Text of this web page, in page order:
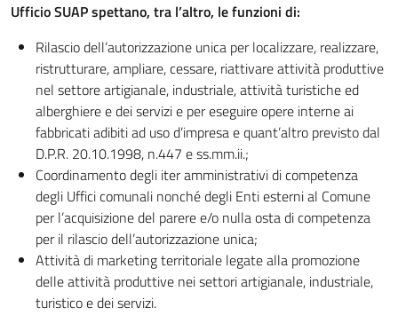
Ufficio SUAP spettano, tra l’altro, le funzioni di:
Rilascio dell’autorizzazione unica per localizzare, realizzare,
ristrutturare, ampliare, cessare, riattivare attività produttive
nel settore artigianale, industriale, attività turistiche ed
alberghiere e dei servizi e per eseguire opere interne ai
fabbricati adibiti ad uso d’impresa e quant’altro previsto dal
D.P.R. 20.10.1998, n.447 e ss.mm.ii.;
Coordinamento degli iter amministrativi di competenza
degli Uffici comunali nonché degli Enti esterni al Comune
per l’acquisizione del parere e/o nulla osta di competenza
per il rilascio dell’autorizzazione unica;
Attività di marketing territoriale legate alla promozione
delle attività produttive nei settori artigianale, industriale,
turistico e dei servizi.